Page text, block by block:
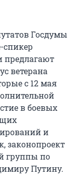
Госдумы
спикер
предлагают
ветерана
с 12 мая
в боевых
и
законопроект
группы по
Путину.